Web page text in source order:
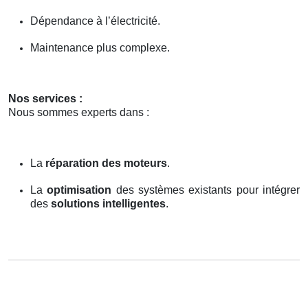
Dépendance à l’électricité.
Maintenance plus complexe.
Nos services :
Nous sommes experts dans :
La réparation des moteurs.
Laoptimisation des systèmes existants pour intégrer
des solutions intelligentes.